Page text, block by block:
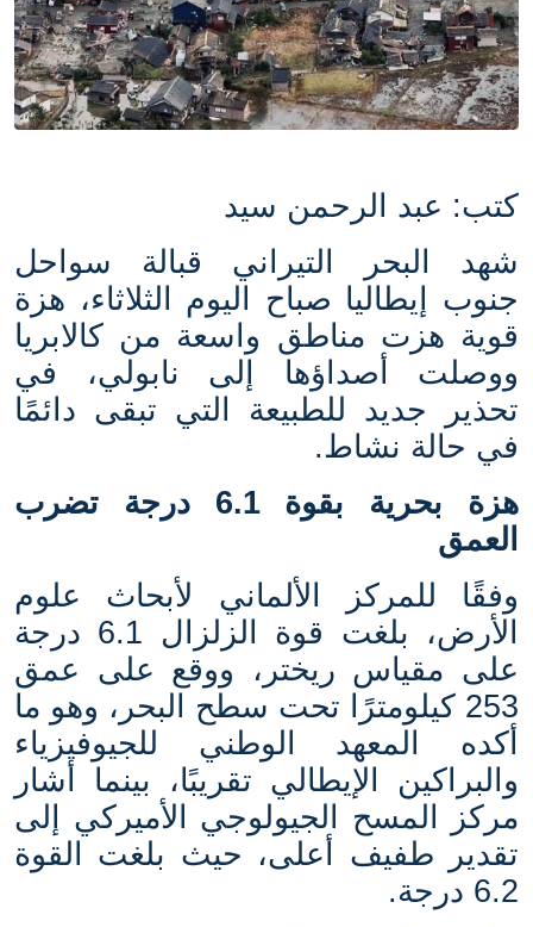
كتب: عبد الرحمن سيد
شهد البحر التيراني قبالة سواحل
جنوب إيطاليا صباح اليوم الثلاثاء، هزة
قوية هزت مناطق واسعة من كالابريا
ووصلت أصداؤها إلى نابولي، في
تحذير جديد للطبيعة التي تبقى دائمًا
في حالة نشاط.
هزة بحرية بقوة 6.1 درجة تضرب
العمق
وفقًا للمركز الألماني لأبحاث علوم
الأرض، بلغت قوة الزلزال 6.1 درجة
على مقياس ريختر، ووقع على عمق
253 كيلومترًا تحت سطح البحر، وهو ما
أكده المعهد الوطني للجيوفيزياء
والبراكين الإيطالي تقريبًا، بينما أشار
مركز المسح الجيولوجي الأميركي إلى
تقدير طفيف أعلى، حيث بلغت القوة
6.2 درجة
.